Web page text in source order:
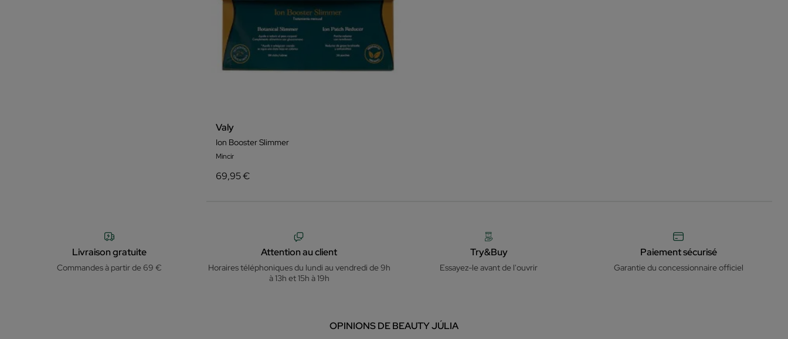
Valy
Ion Booster Slimmer
Mincir
69,95 €
Livraison gratuite
Commandes à partir de 69 €
Attention au client
Horaires téléphoniques du lundi au vendredi de 9h
à 13h et 15h à 19h
Try&Buy
Essayez-le avant de l'ouvrir
Paiement sécurisé
Garantie du concessionnaire officiel
OPINIONS DE BEAUTY JÚLIA